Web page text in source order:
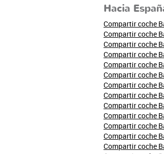
Hacia
Compartir coche
Compartir coche
Compartir coche
Compartir coche
Compartir coche
Compartir coche
Compartir coche
Compartir coche
Compartir coche
Compartir coche
Compartir coche
Compartir coche
Compartir coche